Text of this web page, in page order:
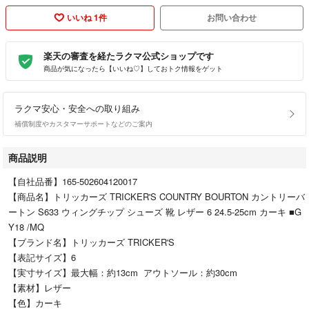
いいね 1件 お問い合わせ
楽天の審査を経たラクマ公式ショップです
商品が気になったら【いいね♡】しておトク情報をゲット
ラクマ安心・安全への取り組み
補償制度やカスタマーサポートなどのご案内
商品説明
【自社品番】165-502604120017
【商品名】トリッカーズ TRICKER'S COUNTRY BOURTON カントリーバ
ートン S633 ウィングチップ シューズ 靴 レザー 6 24.5-25cm カーキ ■G
Y18 /MQ
【ブランド名】トリッカーズ TRICKER'S
【表記サイズ】6
【実寸サイズ】最大幅：約13cm アウトソール：約30cm
【素材】レザー
【色】カーキ